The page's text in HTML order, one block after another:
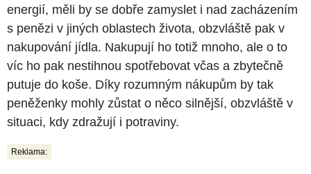
energií, měli by se dobře zamyslet i nad zacházením
s penězi v jiných oblastech života, obzvláště pak v
nakupování jídla. Nakupují ho totiž mnoho, ale o to
víc ho pak nestihnou spotřebovat včas a zbytečně
putuje do koše. Díky rozumným nákupům by tak
peněženky mohly zůstat o něco silnější, obzvláště v
situaci, kdy zdražují i potraviny.
Reklama: